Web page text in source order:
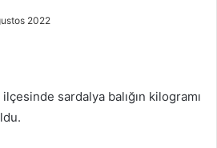
2022
sardalya balığın kilogramı